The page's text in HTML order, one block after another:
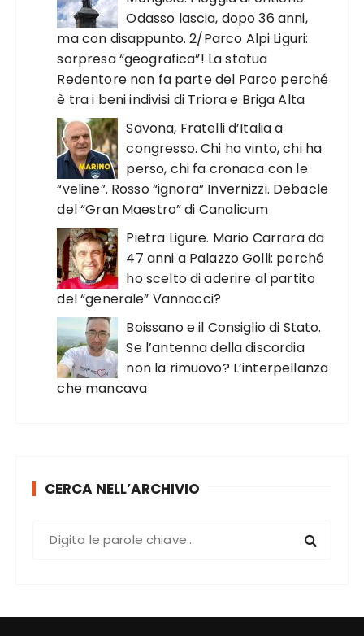
Odasso lascia, dopo 36 anni,
ma con disappunto. 2/Parco Alpi Liguri:
sorpresa “geografica”! La statua
Redentore non fa parte del Parco perché
è tra i beni indivisi di Triora e Briga Alta
Savona, Fratelli d’Italia a
congresso. Chi ha vinto, chi ha
perso, chi fa cronaca con le
“veline”. Rosso “ignora” Invernizzi. Debacle
del “Gran Maestro” di Canalicum
Pietra Ligure. Mario Carrara da
47 anni a Palazzo Golli: perché
ho scelto di aderire al partito
del “generale” Vannacci?
Boissano e il Consiglio di Stato.
Se l’antenna della discordia
non la rimuovo? L’interpellanza
che mancava
CERCA NELL’ARCHIVIO